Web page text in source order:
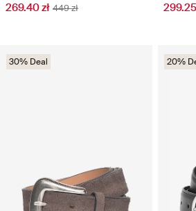
269.40 zł 449 zł
30% Deal 20%